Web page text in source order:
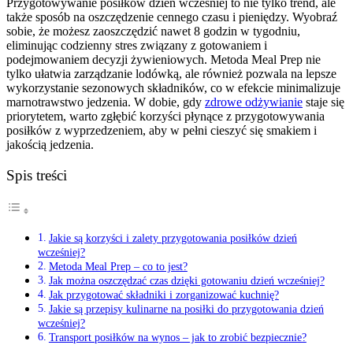
także sposób na oszczędzenie cennego czasu i pieniędzy. Wyobraź
sobie, że możesz zaoszczędzić nawet 8 godzin w tygodniu,
eliminując codzienny stres związany z gotowaniem i
podejmowaniem decyzji żywieniowych. Metoda Meal Prep nie
tylko ułatwia zarządzanie lodówką, ale również pozwala na lepsze
wykorzystanie sezonowych składników, co w efekcie minimalizuje
marnotrawstwo jedzenia. W dobie, gdy zdrowe odżywianie staje się
priorytetem, warto zgłębić korzyści płynące z przygotowywania
posiłków z wyprzedzeniem, aby w pełni cieszyć się smakiem i
jakością jedzenia.
Spis treści
Jakie są korzyści i zalety przygotowania posiłków dzień
wcześniej?
Metoda Meal Prep – co to jest?
Jak można oszczędzać czas dzięki gotowaniu dzień wcześniej?
Jak przygotować składniki i zorganizować kuchnię?
Jakie są przepisy kulinarne na posiłki do przygotowania dzień
wcześniej?
Transport posiłków na wynos – jak to zrobić bezpiecznie?